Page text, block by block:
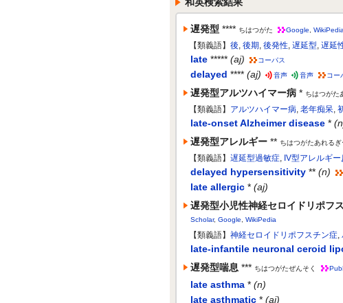
遅発型 **** ちはつがた Google WikiPedia
【類義語】 後, 後期, 後発性, 遅延型, 遅延
late ***** (aj) コーパス
delayed **** (aj) 音声 音声 コー
遅発型アルツハイマー病 * ちはつがた
【類義語】 アルツハイマー病, 老年痴呆,
late-onset Alzheimer disease *
遅発型アレルギー ** ちはつがたあれるぎ
【類義語】 遅延型過敏症, IV型アレルギ
delayed hypersensitivity ** (n)
late allergic * (aj)
遅発型小児性神経セロイドリポフ
Scholar, Google WikiPedia
【類義語】 神経セロイドリポフスチン症,
late-infantile neuronal ceroid
遅発型喘息 *** ちはつがたぜんそく
late asthma * (n)
late asthmatic * (aj)